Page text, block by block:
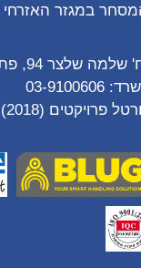
במגזר האזרחי
שלמה שלצר 94, פתח תקווה
03-9100606
פרויקטים (2018) בע"מ